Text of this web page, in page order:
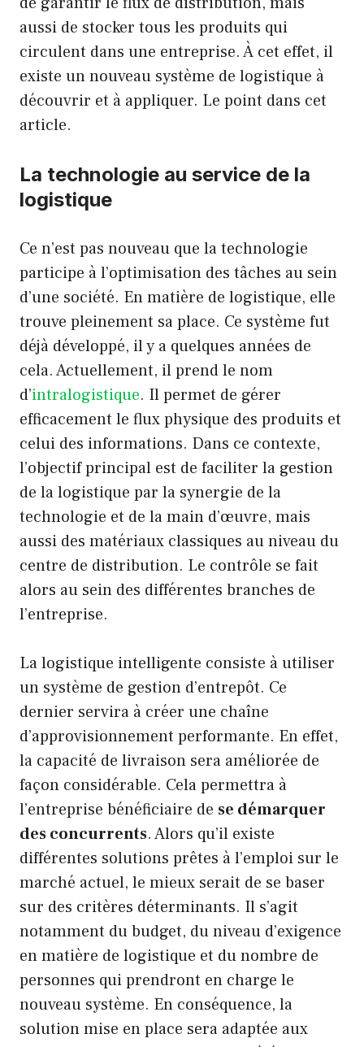
aussi de stocker tous les produits qui
circulent dans une entreprise. À cet effet, il
existe un nouveau système de logistique à
découvrir et à appliquer. Le point dans cet
article.
La technologie au service de la
logistique
Ce n’est pas nouveau que la technologie
participe à l’optimisation des tâches au sein
d’une société. En matière de logistique, elle
trouve pleinement sa place. Ce système fut
déjà développé, il y a quelques années de
cela. Actuellement, il prend le nom
d’intralogistique. Il permet de gérer
efficacement le flux physique des produits et
celui des informations. Dans ce contexte,
l’objectif principal est de faciliter la gestion
de la logistique par la synergie de la
technologie et de la main d’œuvre, mais
aussi des matériaux classiques au niveau du
centre de distribution. Le contrôle se fait
alors au sein des différentes branches de
l’entreprise.
La logistique intelligente consiste à utiliser
un système de gestion d’entrepôt. Ce
dernier servira à créer une chaîne
d’approvisionnement performante. En effet,
la capacité de livraison sera améliorée de
façon considérable. Cela permettra à
l’entreprise bénéficiaire de se démarquer
des concurrents. Alors qu’il existe
différentes solutions prêtes à l’emploi sur le
marché actuel, le mieux serait de se baser
sur des critères déterminants. Il s’agit
notamment du budget, du niveau d’exigence
en matière de logistique et du nombre de
personnes qui prendront en charge le
nouveau système. En conséquence, la
solution mise en place sera adaptée aux